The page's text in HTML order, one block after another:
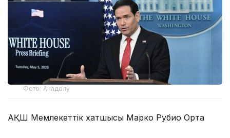
Фото: Анадолу
АҚШ Мемлекеттік хатшысы Марко Рубио Орта